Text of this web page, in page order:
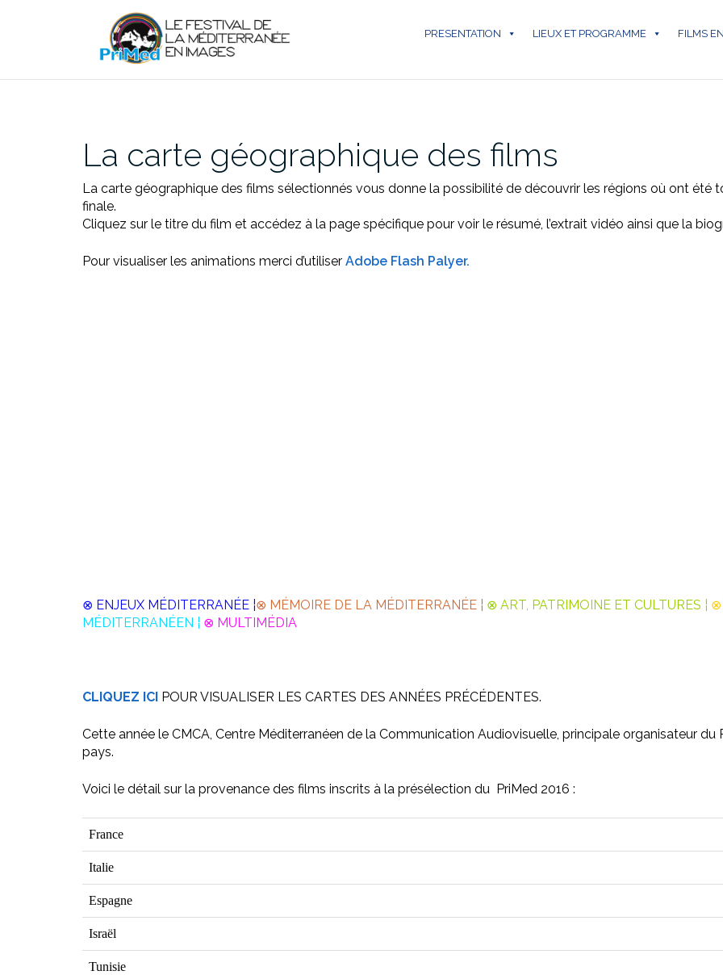
PRESENTATION LIEUX ET PROGRAMME FILMS
La carte géographique des films
La carte géographique des films sélectionnés vous donne la possibilité de découvrir les régions où ont été
finale.
Cliquez sur le titre du film et accédez à la page spécifique pour voir le résumé, l’extrait vidéo ainsi que la
Pour visualiser les animations merci d’utiliser Adobe Flash Palyer.
⊗ ENJEUX MÉDITERRANÉE ¦⊗ MÉMOIRE DE LA MÉDITERRANÉE ¦ ⊗ ART, PATRIMOINE ET CULTURES ¦ ⊗
MÉDITERRANÉEN ¦ ⊗ MULTIMÉDIA
CLIQUEZ ICI POUR VISUALISER LES CARTES DES ANNÉES PRÉCÉDENTES.
Cette année le CMCA, Centre Méditerranéen de la Communication Audiovisuelle, principale organisateur
pays.
Voici le détail sur la provenance des films inscrits à la présélection du PriMed 2016 :
France
Italie
Espagne
Israël
Tunisie